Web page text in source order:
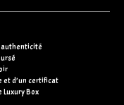
et d’un certificat
Luxury Box